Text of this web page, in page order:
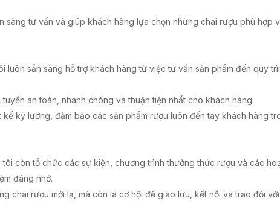
sàng tư vấn và giúp khách hàng lựa chọn những chai rượu phù hợp
sẵn sàng hỗ trợ khách hàng từ việc tư vấn sản phẩm đến quy
an toàn, nhanh chóng và thuận tiện nhất cho khách hàng.
kỹ lưỡng, đảm bảo các sản phẩm rượu luôn đến tay khách hàng
còn tổ chức các sự kiện, chương trình thưởng thức rượu và các
đáng nhớ.
chai rượu mới lạ, mà còn là cơ hội để giao lưu, kết nối và trao đổi